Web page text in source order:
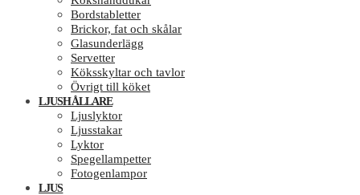
Bordstabletter
Brickor, fat och skålar
Glasunderlägg
Servetter
Köksskyltar och tavlor
Övrigt till köket
LJUSHÅLLARE
Ljuslyktor
Ljusstakar
Lyktor
Spegellampetter
Fotogenlampor
LJUS